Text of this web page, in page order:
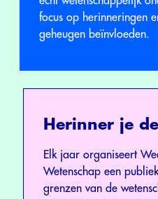
focus op herinneringen
geheugen beïnvloeden.
Herinner je
Elk jaar organiseert
Wetenschap een
grenzen van de